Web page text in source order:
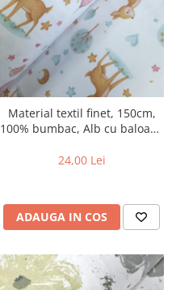
Material textil finet, 150cm,
100% bumbac, Alb cu baloane
24,00 Lei
ADAUGA IN COS